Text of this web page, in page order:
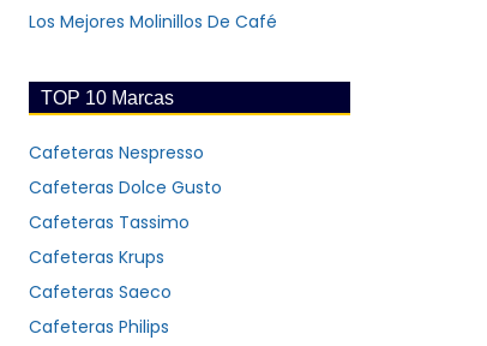
Los Mejores Molinillos De Café
TOP 10 Marcas
Cafeteras Nespresso
Cafeteras Dolce Gusto
Cafeteras Tassimo
Cafeteras Krups
Cafeteras Saeco
Cafeteras Philips